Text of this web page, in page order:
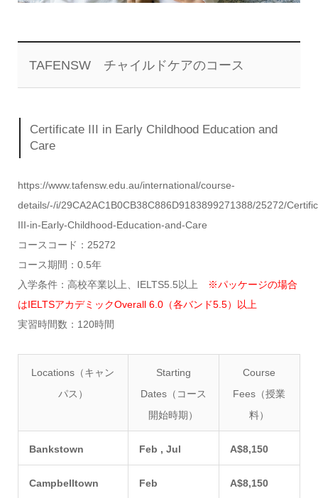
TAFENSW チャイルドケアのコース
Certificate III in Early Childhood Education and
Care
https://www.tafensw.edu.au/international/course-
details/-/i/29CA2AC1B0CB38C886D9183899271388/25272/
III-in-Early-Childhood-Education-and-Care
コースコード：25272
コース期間：0.5年
入学条件：高校卒業以上、IELTS5.5以上
※パッケージの場合
はIELTSアカデミックOverall 6.0（各バンド5.5）以上
実習時間数：120時間
Locations（キャン
パス）
Starting
Dates（コース
開始時期）
Course
Fees（授業
料）
Bankstown Feb , Jul A$8,150
Campbelltown Feb A$8,150